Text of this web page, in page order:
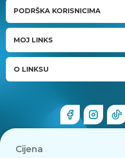
Cijena
PODRŠKA KORISNICIMA
MOJ LINKS
O LINKSU